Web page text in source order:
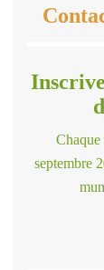
Chaque
septembre